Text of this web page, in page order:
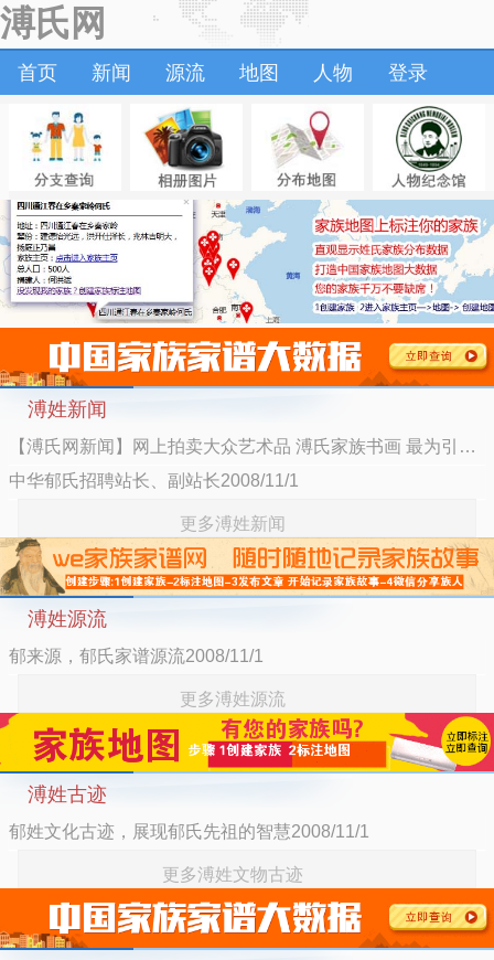
溥氏网
首页 新闻 源流 地图 人物 登录
溥姓新闻
【溥氏网新闻】网上拍卖大众艺术品 溥氏家族书画 最为引人注目2013/1/14
中华郁氏招聘站长、副站长2008/11/1
更多溥姓新闻
溥姓源流
郁来源，郁氏家谱源流2008/11/1
更多溥姓源流
溥姓古迹
郁姓文化古迹，展现郁氏先祖的智慧2008/11/1
更多溥姓文物古迹